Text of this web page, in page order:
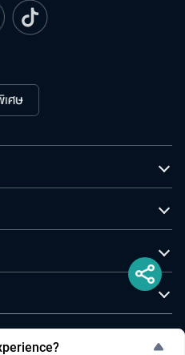
ท แอสเซทไวส์ จำกัด (มหาชน)